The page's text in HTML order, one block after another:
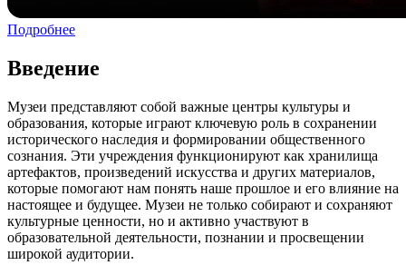
Подробнее
Введение
Музеи представляют собой важные центры культуры и
образования, которые играют ключевую роль в сохранении
исторического наследия и формировании общественного
сознания. Эти учреждения функционируют как хранилища
артефактов, произведений искусства и других материалов,
которые помогают нам понять наше прошлое и его влияние на
настоящее и будущее. Музеи не только собирают и сохраняют
культурные ценности, но и активно участвуют в
образовательной деятельности, познании и просвещении
широкой аудитории.